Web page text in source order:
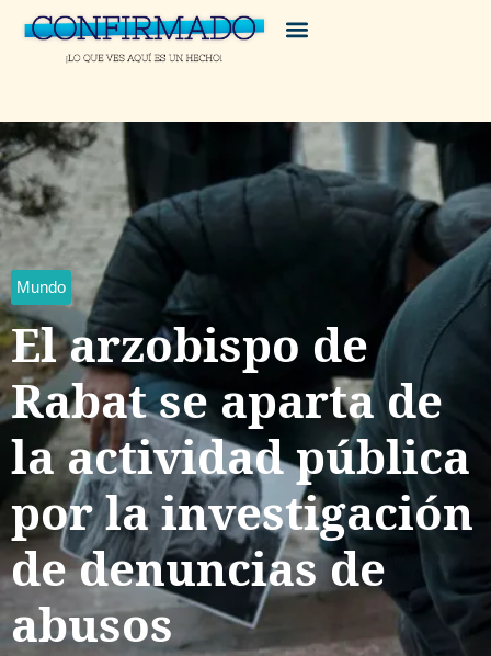
Mundo
El arzobispo de
Rabat se aparta de
la actividad pública
por la investigación
de denuncias de
abusos